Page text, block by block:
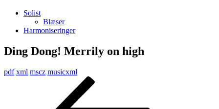
Solist
Blæser
Harmoniseringer
Ding Dong! Merrily on high
pdf xml mscz musicxml
Indlægsnavigation